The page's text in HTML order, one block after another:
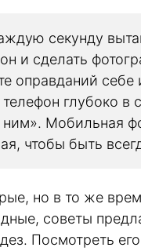
секунду
и сделать
оправданий себе
глубоко в
ним». Мобильная
чтобы быть
но в то же
советы
Посмотреть его